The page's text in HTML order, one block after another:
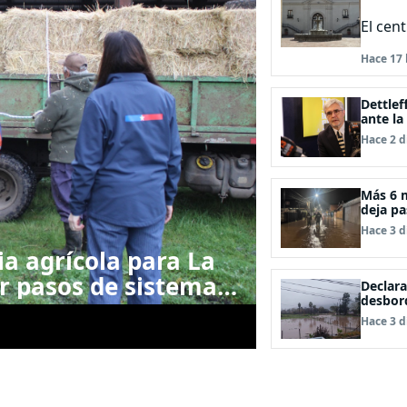
agrícola para La
pasos de sistemas
El
Hace 17
ante la
Hace 2
Más 6
deja
Hace 3
Hace 3